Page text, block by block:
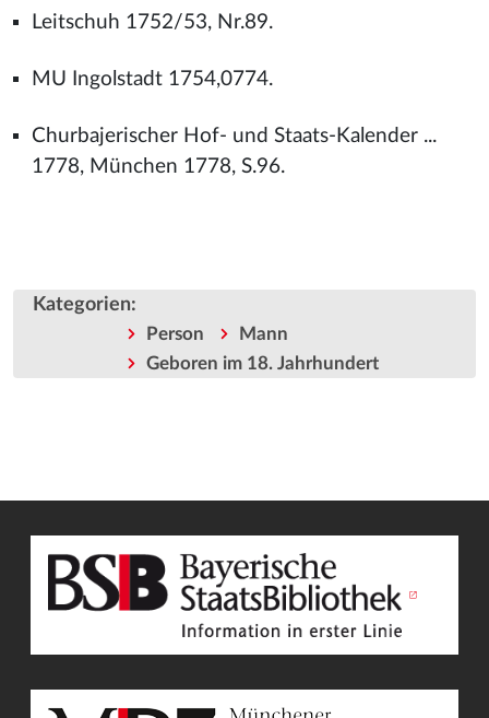
Leitschuh 1752/53, Nr.89.
MU Ingolstadt 1754,0774.
Churbajerischer Hof- und Staats-Kalender ...
1778, München 1778, S.96.
Kategorien:
Person
Mann
Geboren im 18. Jahrhundert